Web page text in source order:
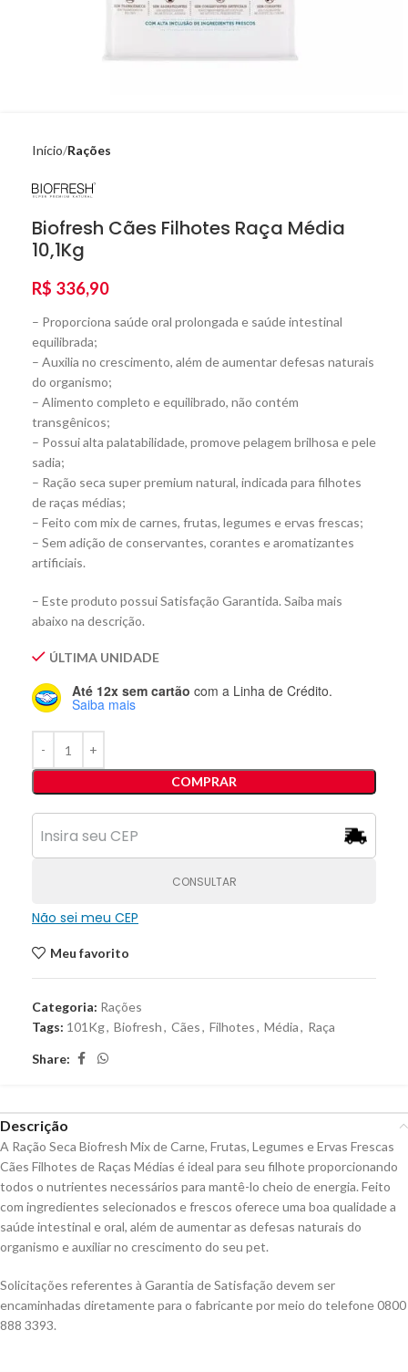
Início Rações
Biofresh Cães Filhotes Raça Média
10,1Kg
R$ 336,90
– Proporciona saúde oral prolongada e saúde intestinal
equilibrada;
– Auxilia no crescimento, além de aumentar defesas naturais
do organismo;
– Alimento completo e equilibrado, não contém
transgênicos;
– Possui alta palatabilidade, promove pelagem brilhosa e pele
sadia;
– Ração seca super premium natural, indicada para filhotes
de raças médias;
– Feito com mix de carnes, frutas, legumes e ervas frescas;
– Sem adição de conservantes, corantes e aromatizantes
artificiais.
– Este produto possui Satisfação Garantida. Saiba mais
abaixo na descrição.
ÚLTIMA UNIDADE
Até 12x sem cartão com a Linha de Crédito.
Saiba mais
COMPRAR
CONSULTAR
Não sei meu CEP
Meu favorito
Categoria: Rações
Tags: 101Kg, Biofresh, Cães, Filhotes, Média, Raça
Share:
Descrição
A Ração Seca Biofresh Mix de Carne, Frutas, Legumes e Ervas Frescas
Cães Filhotes de Raças Médias é ideal para seu filhote proporcionando
todos o nutrientes necessários para mantê-lo cheio de energia. Feito
com ingredientes selecionados e frescos oferece uma boa qualidade a
saúde intestinal e oral, além de aumentar as defesas naturais do
organismo e auxiliar no crescimento do seu pet.
Solicitações referentes à Garantia de Satisfação devem ser
encaminhadas diretamente para o fabricante por meio do telefone 0800
888 3393.